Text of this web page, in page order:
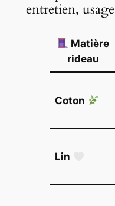
entretien, usage
Matière
rideau
Coton
Lin